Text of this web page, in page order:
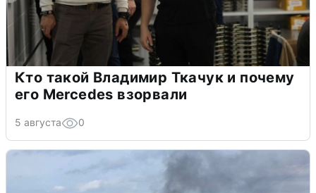
Кто такой Владимир Ткачук и почему
его Mercedes взорвали
5 августа 0